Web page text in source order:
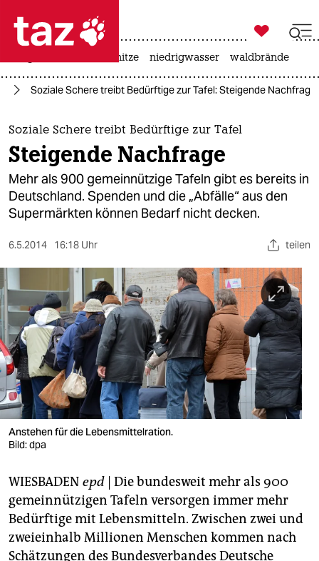
 taz zahl ich
taz zahl ich
themen
politik
öko
gesellschaft
sport
berlin
nord
wahrheit
verlag
verlag
veranstaltungen
shop
fragen & hilfe

taz zahl ich
hitze niedrigwasser waldbrände
Soziale Schere treibt Bedürftige zur Tafel: Steigende Nachfrage
Soziale Schere treibt Bedürftige zur Tafel
Steigende Nachfrage
Mehr als 900 gemeinnützige Tafeln gibt es bereits in
Deutschland. Spenden und die „Abfälle“ aus den
Supermärkten können Bedarf nicht decken.
6.5.2014 16:18 Uhr teilen
Anstehen für die Lebensmittelration.
Bild: dpa
WIESBADEN epd | Die bundesweit mehr als 900
gemeinnützigen Tafeln versorgen immer mehr
Bedürftige mit Lebensmitteln. Zwischen zwei und
zweieinhalb Millionen Menschen kommen nach
Schätzungen des Bundesverbandes Deutsche